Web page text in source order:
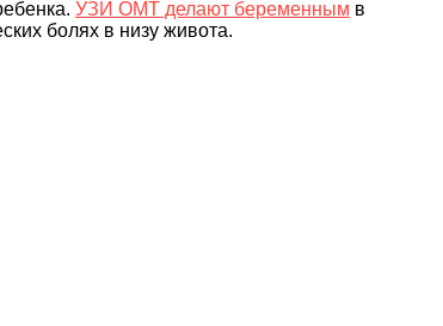
УЗИ ОМТ делают беременным в
болях в низу живота.